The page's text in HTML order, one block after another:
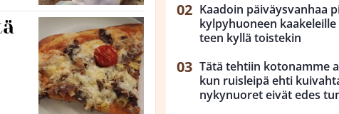
Kaadoin päiväysvanhaa
kylpyhuoneen kaakeleille
teen kyllä toistekin
Tätä tehtiin kotonamme
kun ruisleipä ehti
nykynuoret eivät edes